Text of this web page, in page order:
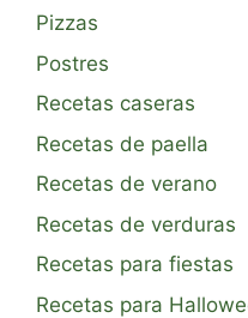
Pizzas
Postres
Recetas caseras
Recetas de paella
Recetas de verano
Recetas de verduras
Recetas para fiestas
Recetas para